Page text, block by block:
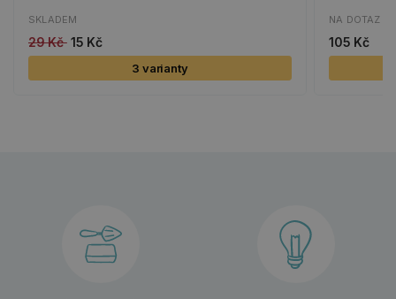
SKLADEM
29 Kč 15 Kč
3 varianty
NA DOTAZ
105 Kč